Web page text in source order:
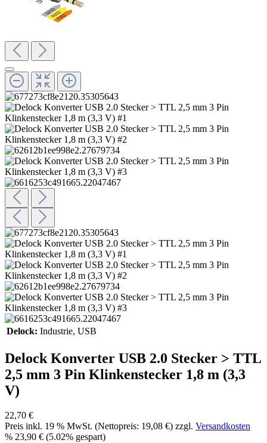
Delock: Industrie, USB
Delock Konverter USB 2.0 Stecker > TTL
2,5 mm 3 Pin Klinkenstecker 1,8 m (3,3
V)
22,70 €
Preis inkl. 19 % MwSt. (Nettopreis: 19,08 €) zzgl. Versandkosten
% 23,90 € (5.02% gespart)